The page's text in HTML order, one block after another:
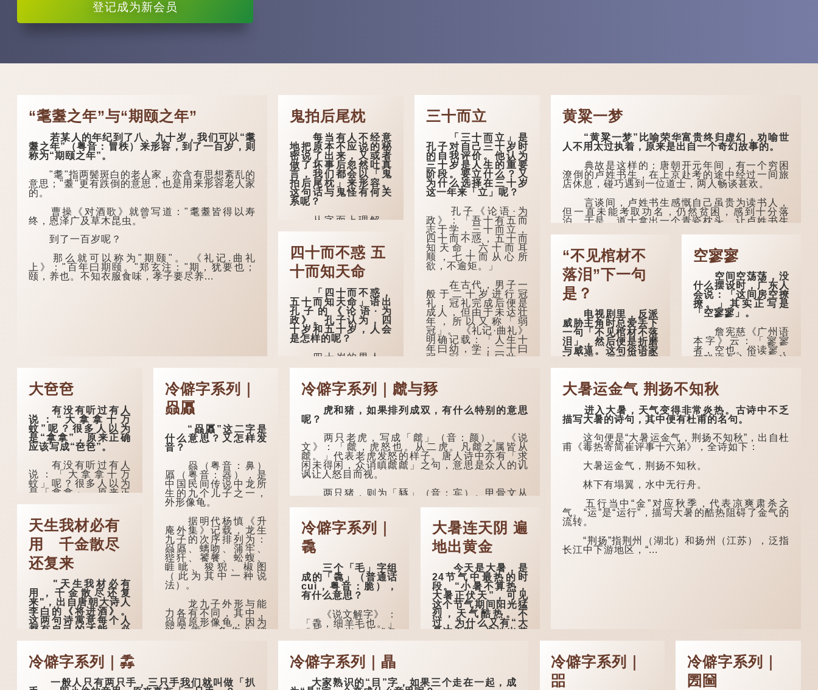
登记成为新会员
“耄耋之年”与“期颐之年”
若某人的年纪到了八、九十岁，我们可以“耄
耋之年”（粤音：冒秩）来形容，到了一百岁，则
称为“期颐之年”。
"耄"指两鬓斑白的老人家，亦含有思想紊乱的
意思；"耋"更有跌倒的意思，也是用来形容老人家
的。
曹操《对酒歌》就曾写道："耄耋皆得以寿
终，恩泽广及草木昆虫。"
到了一百岁呢？
那么就可以称为"期颐"。 《礼记.曲礼
上》："百年曰期颐。"郑玄注："期，犹要也；
颐，养也。不知衣服食味，孝子要尽养...
鬼拍后尾枕
每当有人不经意
地把原本不应说的秘
密说了出来，又或者
做了坏事后忽然吐真
言，我们都会以「鬼
拍后尾枕」来形容。
这句话与鬼怪有何关
系呢？
从字面上理解，
「后尾枕」的本字应
zhěn，与「枕」同
音）。 《说文解
字》：「䪴，项枕
也。」意思是头后部
民间流传有一种
说法，人会将一些不
欲为人所知的记忆藏
于颈后之处。如果忽
然吐真言，就好像被
在后脑拍了一下，藏
在脑中的秘密便脱口
因此...
四十而不惑 五
十而知天命
「四十而不惑，
五十而知天命」语出
孔子的《论语·为
政》。孔子认为，四
十岁和五十岁，人会
是怎样的呢？
四十岁的男人，
理论上应该事业有
庭。经历了许多人与
事之后，对事物有了
自己的判断能力，不
会轻易为表象所迷
惑。
孔子在《论语·子
罕》也说：「知者不
惑，仁者不忧，勇者
不惧。」「知」与智
慧的「智」相通，四
十岁的男人应已累积
足够智慧，不再对自
到了五十岁，...
三十而立
「三十而立」是
孔子对自己三十岁时
的自我评价。他认为
三十岁是人生的重要
阶段。要立什么？又
为什么选择在三十岁
这一年来「立」呢？
孔子《论语·为
政》：「吾十有五而
志于学，三十而立，
四十而不惑，五十而
知天命，六十而耳
顺，七十而从心所
欲，不逾矩。」
在古代，男子一
般于二十岁进行冠
礼，冠礼完成后便是
成人，但由于未达壮
年，所以又称「弱
冠」。 《礼记·曲礼》
明确记载：「人生十
年曰幼，学；二十曰
弱，冠；三十曰壮，
黄粱一梦
“黄粱一梦”比喻荣华富贵终归虚幻，劝喻世
人不用太过执着，原来是出自一个奇幻故事的。
典故是这样的：唐朝开元年间，有一个穷困
潦倒的卢姓书生，在上京赴考的途中经过一间旅
店休息，碰巧遇到一位道士，两人畅谈甚欢。
言谈间，卢姓书生感慨自己虽贵为读书人，
但一直未能考取功名，仍然贫困，感到十分落
泊。于是，道士拿出一个青瓷枕头，让卢姓书生
这时，...
“不见棺材不
落泪”下一句
是？
电视剧里，反派
威胁主角时总爱丢下
一句「不见棺材不落
泪」，然后便是折磨
与威逼。这句俗语家
喻户晓，但它背后藏
着怎样的故事呢？
「不见棺材不落
泪」的原句，有说法
是「不见棺材不下
泪」或「不见亲棺不
下泪」，出自明朝兰
陵笑笑生所著的《金
瓶梅词话》第九十八
回。原意是指人未亲
眼见到亲人棺木，便
不会真正感到悲伤；
后来引申为比喻人执
迷不悟，不到彻底失
败，便不肯罢休。
许多人对这上半
句耳熟能详，但它其
实还有下半句——
「不到黄河心不
死」...
空寥寥
空间空荡荡，没
什么摆设时，广东人
会说：「这间房空撩
撩。」其实正写是
「空寥寥」。
詹宪慈《广州语
本字》云：「寥寥
者，空也。俗读寥，
若醋馏鱼之馏。」这
《说文》注本中，
「寥」是「廫」的篆
形，解作空渺、空
虚。如《列仙传·安
期先生》载琊阜老人
故事，以「寥寥安
期，虚质高清」形容
空虚无所事事。
唐代《艺文类
聚》引晋孙绰《表哀
诗》：「寥寥空堂，
寂寂响户」...
大夿夿
有没有听过有人
说：“大拿拿十万
蚊”呢？很多人以为
是“拿拿”，原来正确
应该写成“夿夿”。
有没有听过有人
说：「大拿拿十万
蚊」呢？很多人以为
是「拿拿」，原来正
确应该写成「夿
在詹宪慈《广州
语本字》：「夿夿
者，形容物之大也。
俗读夿，若拿……常
语有曰『一个银钱大
「夿」形​​容大，
「一个银钱大夿
夿」，就形容金钱数
量之大了。 「大夿夿
十万蚊」，就是说十
万元是一笔大数目
天生我材必有
用 千金散尽
还复来
"天生我材必有
用，千金散尽还复
来"，出自唐朝大诗人
李白的《将进酒》。
这两句诗寓意每个人
都有自己的才能，必
有用处，在失意时不
尽，也可重来，是人
生低潮时激励向上的
冷僻字系列｜
赑屭
“赑屭”这二字是
什么意思？又怎样发
音？
赑（粤音：鼻）
屭（粤音：器），是
中国民间传说中龙所
生的九个儿子之一，
外形像龟。
据明代杨慎《升
庵外集》记载，龙生
九子的次序排列为：
赑屭、螭吻、蒲牢、
狴犴、饕餮、蚣蝮、
睚眦、狻猊、椒图
（此为其中一种说
法）。
龙九子外形与能
力各有不同，其中，
赑屭原形像龟，因为
能负重，多作为碑
冷僻字系列｜虤与豩
虎和猪，如果排列成双，有什么特别的意思
呢？
两只老虎，写成「虤」（音：颜）。 《说
文》：「虤，虎怒也。从二虎。凡虤之属皆从
虤。」代表老虎发怒的样子。唐人诗中亦有「求
闲未得闲，众诮瞋虤虤」之句，意思是众人的讥
讽让人怒目而视。
两只猪，则为「豩」（音：宾）。甲骨文从
冷僻字系列｜
毳
三个「毛」字组
成的「毳」（普通话
cuì，粤音：脆），
有什么意思？
《说文解字》 ：
「毳，细羊毛也。」
「毳」本指人体或鸟
兽的毛发，或由毛织
人体表面，例如
手臂等部位生长的细
毛，也叫「毳」，又
大暑连天阴 遍
地出黄金
今天是大暑，是
24节气中最热的时
段。“小暑不算热，
大暑正伏天”，可见
这个节气期间阳光猛
烈，天气酷热。不
过，为什么又有“大
暑连天阴，遍地出黄
律。 《逸周书·时训
解》记载：「大暑之
大暑运金气 荆扬不知秋
进入大暑，天气变得非常炎热。古诗中不乏
描写大暑的诗句，其中便有杜甫的名句。
这句便是“大暑运金气，荆扬不知秋”，出自杜
甫《毒热寄简崔评事十六弟》，全诗如下：
大暑运金气，荆扬不知秋。
林下有塌翼，水中无行舟。
五行当中“金”对应秋季，代表凉爽肃杀之
气。“运”是“运行”，描写大暑的酷热阻碍了金气的
流转。
“荆扬”指荆州（湖北）和扬州（江苏），泛指
长江中下游地区，“...
冷僻字系列｜掱
一般人只有两只手，三只手我们就叫做「扒
冷僻字系列｜瞐
大家熟识的“目”字，如果三个走在一起，成
冷僻字系列｜
㗊
冷僻字系列｜
圐圙